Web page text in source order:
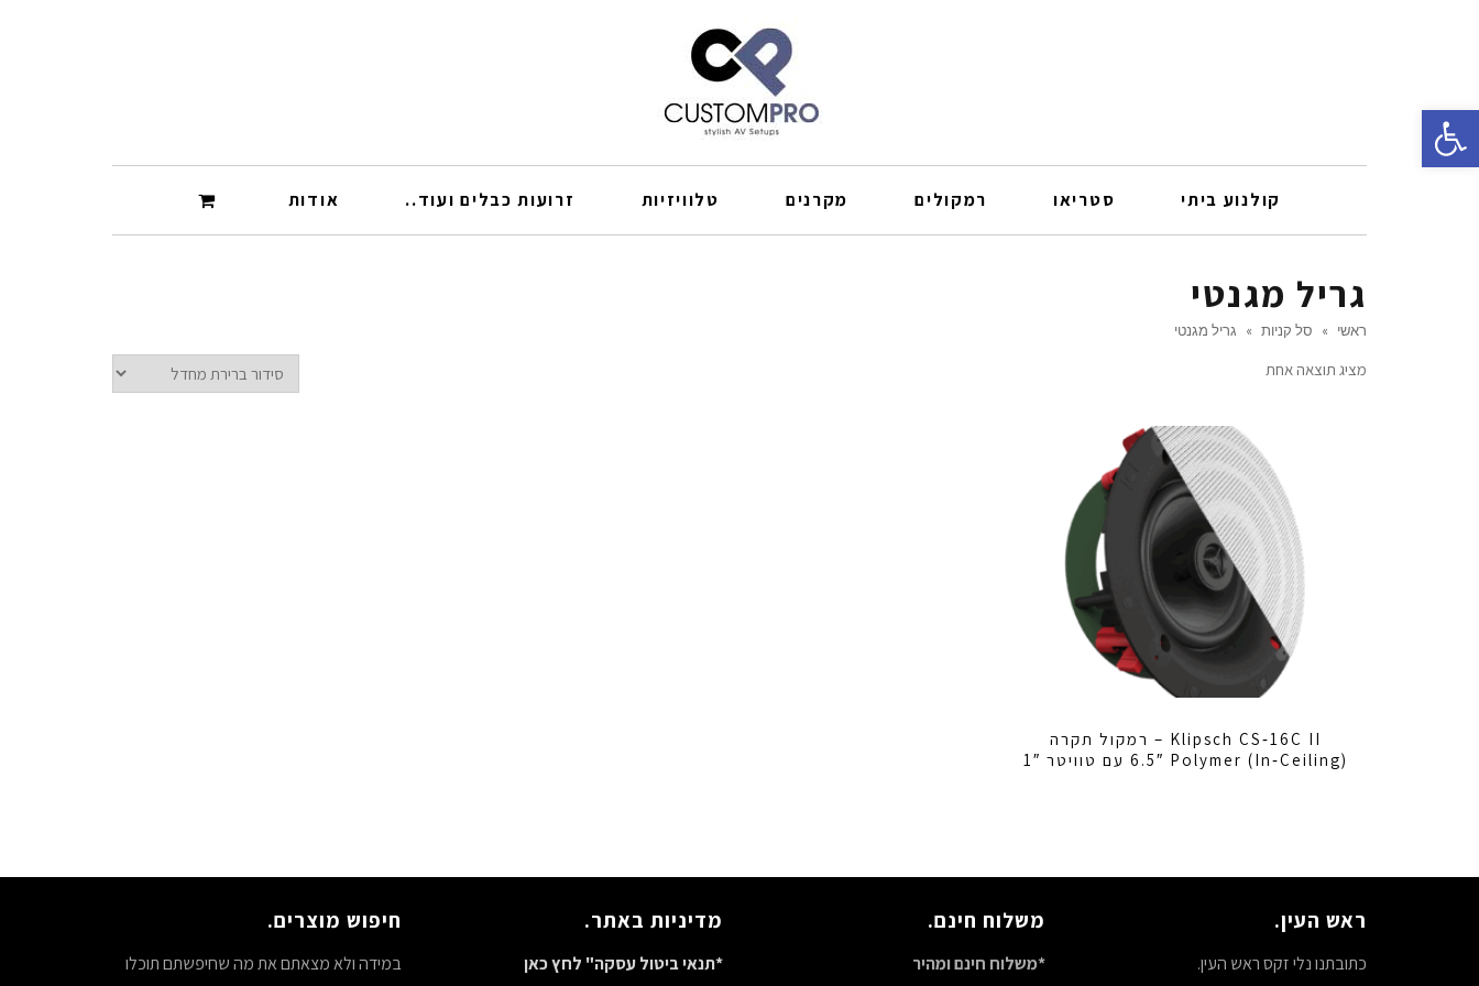
קולנוע ביתי סטריאו רמקולים מקרנים טלוויזיות זרועות כבלים ועוד.. אודות
גריל מגנטי
ראשי » סל קניות » גריל מגנטי
מציג תוצאה אחת
Klipsch CS‑16C II – רמקול תקרה
(In‑Ceiling) 6.5″ Polymer עם טוויטר 1″
ראש העין.
כתובתנו נלי זקס ראש העין.
משלוח חינם.
*משלוח חינם ומהיר
מדיניות באתר.
*תנאי ביטול עסקה" לחץ כאן
חיפוש מוצרים.
במידה ולא מצאתם את מה שחיפשתם תוכלו
פתח סרגל נגישות